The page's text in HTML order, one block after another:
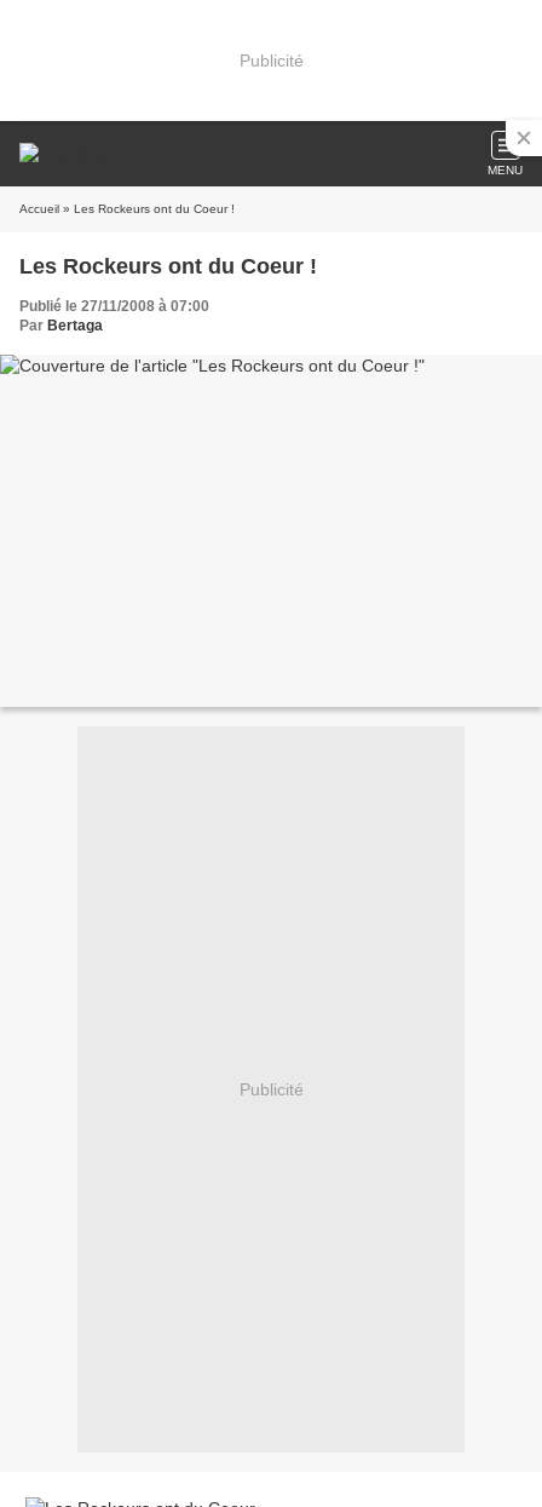
Publicité
MENU
Accueil » Les Rockeurs ont du Coeur !
Les Rockeurs ont du Coeur !
Publié le 27/11/2008 à 07:00
Par Bertaga
Publicité